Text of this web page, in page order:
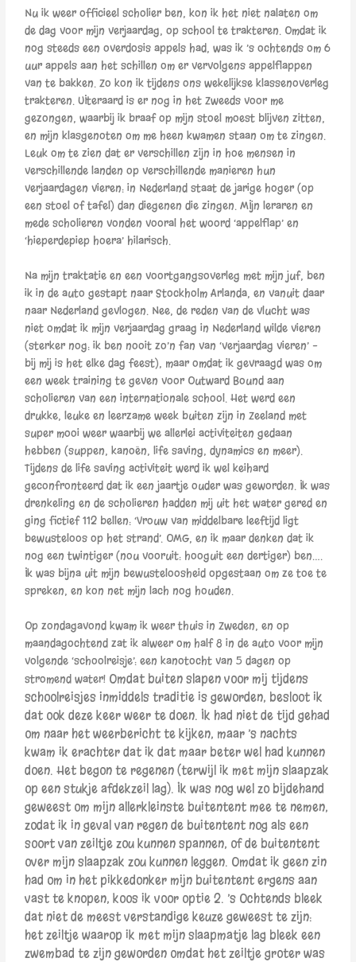
Nu ik weer officieel scholier ben, kon ik het niet nalaten om
de dag voor mijn verjaardag, op school te trakteren. Omdat ik
nog steeds een overdosis appels had, was ik ’s ochtends om 6
uur appels aan het schillen om er vervolgens appelflappen
van te bakken. Zo kon ik tijdens ons wekelijkse klassenoverleg
trakteren. UIteraard is er nog in het Zweeds voor me
gezongen, waarbij ik braaf op mijn stoel moest blijven zitten,
en mijn klasgenoten om me heen kwamen staan om te zingen.
Leuk om te zien dat er verschillen zijn in hoe mensen in
verschillende landen op verschillende manieren hun
verjaardagen vieren: in Nederland staat de jarige hoger (op
een stoel of tafel) dan diegenen die zingen. MIjn leraren en
mede scholieren vonden vooral het woord ‘appelflap’ en
‘hieperdepiep hoera’ hilarisch.
Na mijn traktatie en een voortgangsoverleg met mijn juf, ben
ik in de auto gestapt naar Stockholm Arlanda, en vanuit daar
naar Nederland gevlogen. Nee, de reden van de vlucht was
niet omdat ik mijn verjaardag graag in Nederland wilde vieren
(sterker nog: ik ben nooit zo’n fan van ‘verjaardag vieren’ –
bij mij is het elke dag feest), maar omdat ik gevraagd was om
een week training te geven voor Outward Bound aan
scholieren van een internationale school. Het werd een
drukke, leuke en leerzame week buiten zijn in Zeeland met
super mooi weer waarbij we allerlei activiteiten gedaan
hebben (suppen, kanoën, life saving, dynamics en meer).
Tijdens de life saving activiteit werd ik wel keihard
geconfronteerd dat ik een jaartje ouder was geworden. Ik was
drenkeling en de scholieren hadden mij uit het water gered en
ging fictief 112 bellen: ‘Vrouw van middelbare leeftijd ligt
bewusteloos op het strand’. OMG, en ik maar denken dat ik
nog een twintiger (nou vooruit: hooguit een dertiger) ben….
Ik was bijna uit mijn bewusteloosheid opgestaan om ze toe te
spreken, en kon net mijn lach nog houden.
Op zondagavond kwam ik weer thuis in Zweden, en op
maandagochtend zat ik alweer om half 8 in de auto voor mijn
volgende ‘schoolreisje’: een kanotocht van 5 dagen op
stromend water! Omdat buiten slapen voor mij tijdens
schoolreisjes inmiddels traditie is geworden, besloot ik
dat ook deze keer weer te doen. Ik had niet de tijd gehad
om naar het weerbericht te kijken, maar ’s nachts
kwam ik erachter dat ik dat maar beter wel had kunnen
doen. Het begon te regenen (terwijl ik met mijn slaapzak
op een stukje afdekzeil lag). Ik was nog wel zo bijdehand
geweest om mijn allerkleinste buitentent mee te nemen,
zodat ik in geval van regen de buitentent nog als een
soort van zeiltje zou kunnen spannen, of de buitentent
over mijn slaapzak zou kunnen leggen. Omdat ik geen zin
had om in het pikkedonker mijn buitentent ergens aan
vast te knopen, koos ik voor optie 2. ’s Ochtends bleek
dat niet de meest verstandige keuze geweest te zijn:
het zeiltje waarop ik met mijn slaapmatje lag bleek een
zwembad te zijn geworden omdat het zeiltje groter was